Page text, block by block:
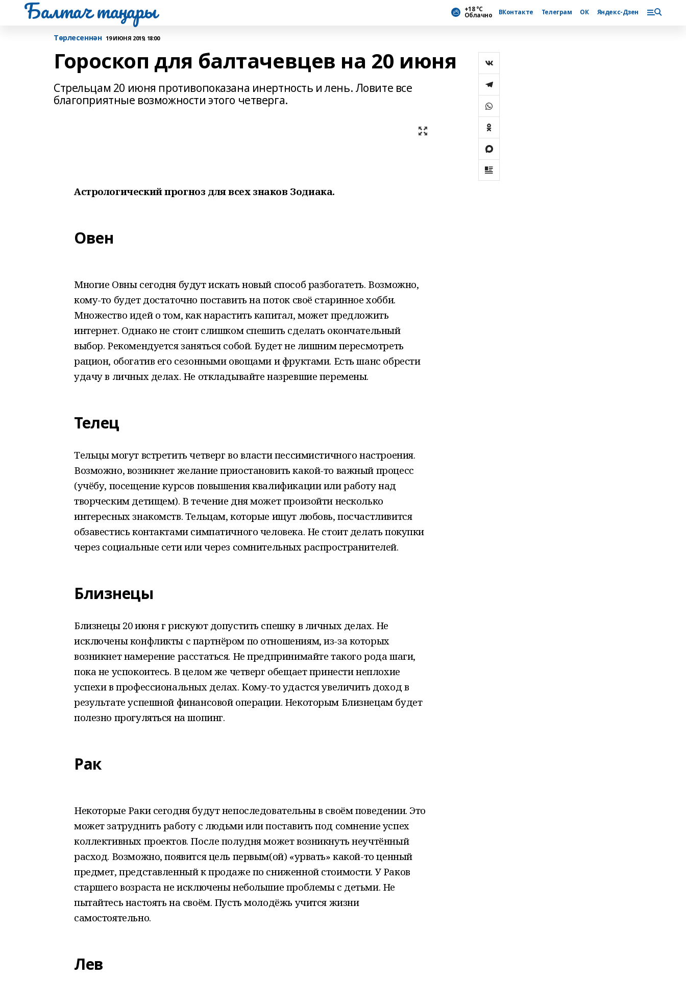
Балтач таңнары +18 °С
Облачно ВКонтакте Телеграм ОК Яндекс-Дзен
Tөрлесеннән 19 ИЮНЯ 2019, 18:00
Гороскоп для балтачевцев на 20 июня
Стрельцам 20 июня противопоказана инертность и лень. Ловите все
благоприятные возможности этого четверга.
Астрологический прогноз для всех знаков Зодиака.
Овен
Многие Овны сегодня будут искать новый способ разбогатеть. Возможно,
кому-то будет достаточно поставить на поток своё старинное хобби.
Множество идей о том, как нарастить капитал, может предложить
интернет. Однако не стоит слишком спешить сделать окончательный
выбор. Рекомендуется заняться собой. Будет не лишним пересмотреть
рацион, обогатив его сезонными овощами и фруктами. Есть шанс обрести
удачу в личных делах. Не откладывайте назревшие перемены.
Телец
Тельцы могут встретить четверг во власти пессимистичного настроения.
Возможно, возникнет желание приостановить какой-то важный процесс
(учёбу, посещение курсов повышения квалификации или работу над
творческим детищем). В течение дня может произойти несколько
интересных знакомств. Тельцам, которые ищут любовь, посчастливится
обзавестись контактами симпатичного человека. Не стоит делать покупки
через социальные сети или через сомнительных распространителей.
Близнецы
Близнецы 20 июня г рискуют допустить спешку в личных делах. Не
исключены конфликты с партнёром по отношениям, из-за которых
возникнет намерение расстаться. Не предпринимайте такого рода шаги,
пока не успокоитесь. В целом же четверг обещает принести неплохие
успехи в профессиональных делах. Кому-то удастся увеличить доход в
результате успешной финансовой операции. Некоторым Близнецам будет
полезно прогуляться на шопинг.
Рак
Некоторые Раки сегодня будут непоследовательны в своём поведении. Это
может затруднить работу с людьми или поставить под сомнение успех
коллективных проектов. После полудня может возникнуть неучтённый
расход. Возможно, появится цель первым(ой) «урвать» какой-то ценный
предмет, представленный к продаже по сниженной стоимости. У Раков
старшего возраста не исключены небольшие проблемы с детьми. Не
пытайтесь настоять на своём. Пусть молодёжь учится жизни
самостоятельно.
Лев